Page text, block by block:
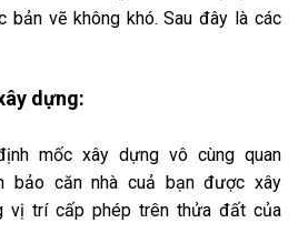
bản vẽ không khó. Sau đây là các
dựng:
mốc xây dựng vô cùng quan
bảo căn nhà cuả bạn được xây
vị trí cấp phép trên thửa đất của